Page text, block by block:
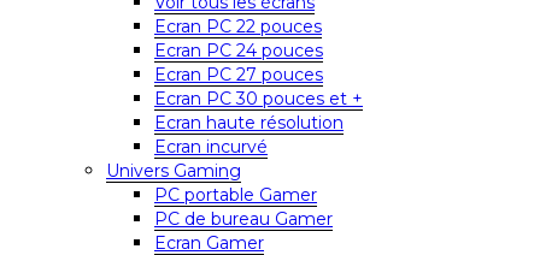
Ecran PC 22 pouces
Ecran PC 24 pouces
Ecran PC 27 pouces
Ecran PC 30 pouces et +
Ecran haute résolution
Ecran incurvé
Univers Gaming
PC portable Gamer
PC de bureau Gamer
Ecran Gamer